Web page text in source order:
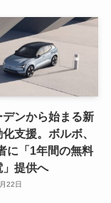
デンから始まる新
支援。ボルボ、
に「1年間の無料
」提供へ
22日